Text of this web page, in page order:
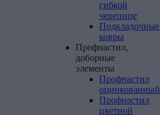
гибкой
черепице
Подкладочные
ковры
Профнастил,
доборные
элементы
Профнастил
оцинкованный
Профнастил
цветной